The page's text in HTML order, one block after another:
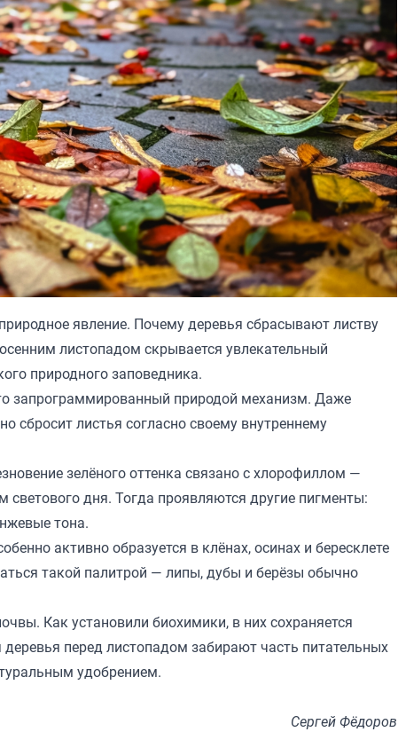
явление. Почему деревья сбрасывают листву
листопадом скрывается увлекательный
природного заповедника.
запрограммированный природой механизм. Даже
сбросит листья согласно своему внутреннему
зелёного оттенка связано с хлорофиллом —
дня. Тогда проявляются другие пигменты:
тона.
активно образуется в клёнах, осинах и бересклете
такой палитрой — липы, дубы и берёзы обычно
Как установили биохимики, в них сохраняется
перед листопадом забирают часть питательных
удобрением.
Сергей Фёдоров